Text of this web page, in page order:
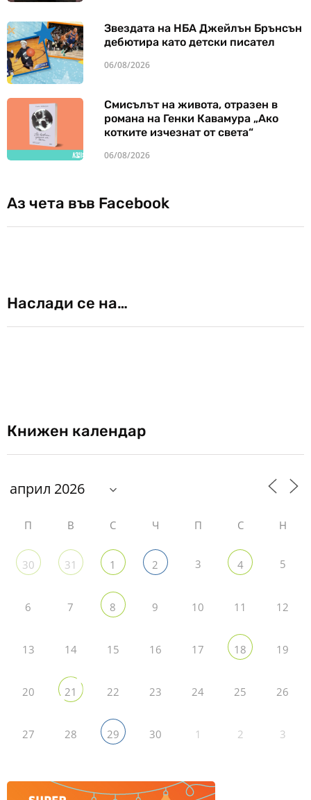
Звездата на НБА Джейлън Брънсън
дебютира като детски писател
06/08/2026
Смисълът на живота, отразен в
романа на Генки Кавамура „Ако
котките изчезнат от света“
06/08/2026
Аз чета във Facebook
Наслади се на…
Книжен календар
П В С Ч П С Н
30 31 1 2 3 4 5
6 7 8 9 10 11 12
13 14 15 16 17 18 19
20 21 22 23 24 25 26
27 28 29 30 1 2 3